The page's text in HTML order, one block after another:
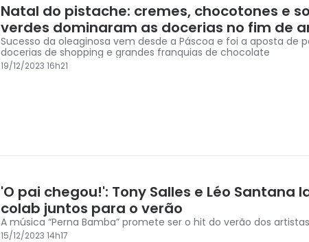
Natal do pistache: cremes, chocotones e
verdes dominaram as docerias no fim de
Sucesso da oleaginosa vem desde a Páscoa e foi a aposta de
docerias de shopping e grandes franquias de chocolate
19/12/2023 16h21
'O pai chegou!': Tony Salles e Léo Santana
colab juntos para o verão
A música “Perna Bamba” promete ser o hit do verão dos artistas
15/12/2023 14h17